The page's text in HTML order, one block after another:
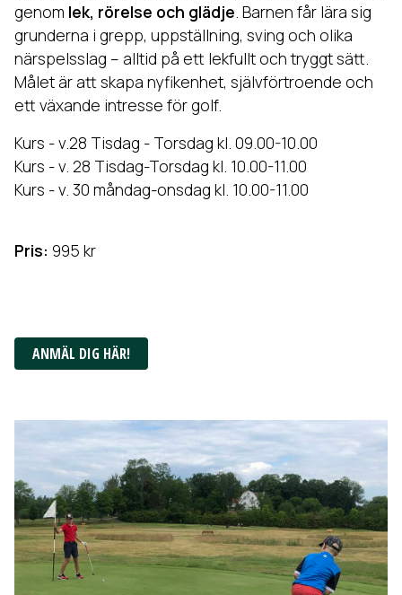
genom lek, rörelse och glädje. Barnen får lära sig
grunderna i grepp, uppställning, sving och olika
närspelsslag – alltid på ett lekfullt och tryggt sätt.
Målet är att skapa nyfikenhet, självförtroende och
ett växande intresse för golf.
Kurs - v.28 Tisdag - Torsdag kl. 09.00-10.00
Kurs - v. 28 Tisdag-Torsdag kl. 10.00-11.00
Kurs - v. 30 måndag-onsdag kl. 10.00-11.00
Pris: 995 kr
ANMÄL DIG HÄR!